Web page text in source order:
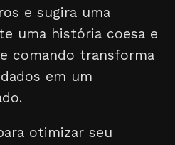
e sugira uma
uma história coesa e
comando transforma
em um
otimizar seu